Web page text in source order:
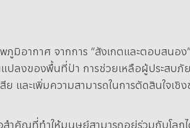
อากาศ จากการ “สังเกตและตอบสนอง”
ปลงของพื้นที่ป่า การช่วยเหลือผู้ประสบภั
และเพิ่มความสามารถในการตัดสินใจเชิ
สำคัญที่ทำให้มนุษย์สามารถอยู่ร่วมกับโลก